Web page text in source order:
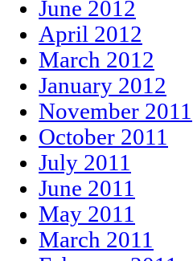
June 2012
April 2012
March 2012
January 2012
November 2011
October 2011
July 2011
June 2011
May 2011
March 2011